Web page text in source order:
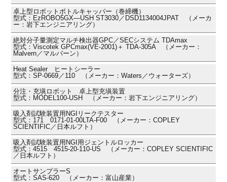
卓上型ロボットボトルキャッパー（巻締機）
型式：EzROBO5GX―USH ST3030／DSD1134004JPAT （メーカ
ー：岩下エンジニアリング）
絶対分子量測定マルチ検出器GPC／SECシステム TDAmax
型式：Viscotek GPCmax(VE-2001)＋ TDA-305A （メーカー：
Malvern／マルバーン）
Heat Sealer ヒートシーラー
型式：SP-0669／110 （メーカー：Waters／ウォーターズ）
分注・充塡ロボット 卓上型充塡装置
型式：MODEL100-USH （メーカー：岩下エンジニアリング）
吸入剤試験装置用NGIリークテスター
型式：171 0171-01-00LTA-F00 （メーカー：COPLEY
SCIENTIFIC／日本ルフト）
吸入剤試験装置用NGI用ジェントルロッカー
型式：4515 4515-20-110-US （メーカー：COPLEY SCIENTIFIC
／日本ルフト）
オートサンプラーS
型式：SAS-620 （メーカー：富山産業）